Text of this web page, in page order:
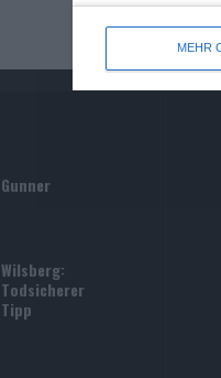
MEHR
Gunner
Wilsberg:
Todsicherer
Tipp